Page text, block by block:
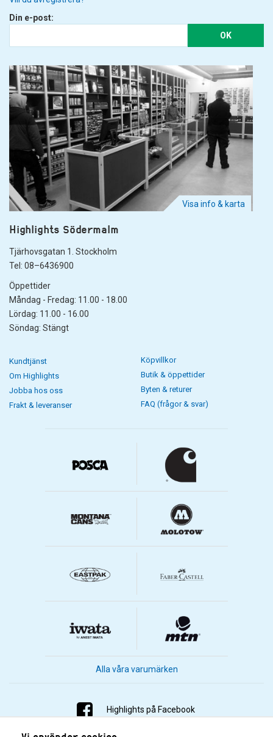
Din e-post:
OK
Visa info & karta
Highlights Södermalm
Tjärhovsgatan 1. Stockholm
Tel: 08–6436900
Öppettider
Måndag - Fredag: 11.00 - 18.00
Lördag: 11.00 - 16.00
Söndag: Stängt
Kundtjänst
Om Highlights
Jobba hos oss
Frakt & leveranser
Köpvillkor
Butik & öppettider
Byten & returer
FAQ (frågor & svar)
Alla våra varumärken
Highlights på Facebook